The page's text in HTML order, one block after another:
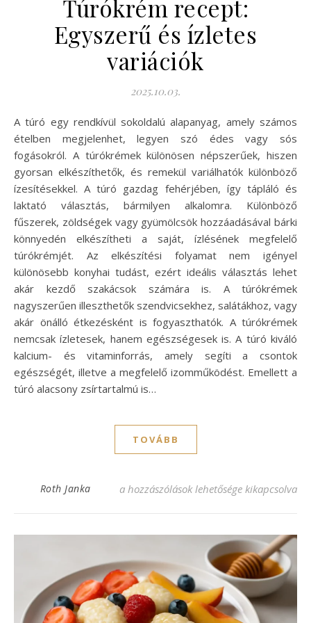
Túrókrém recept:
Egyszerű és ízletes
variációk
2025.10.03.
A túró egy rendkívül sokoldalú alapanyag, amely számos
ételben megjelenhet, legyen szó édes vagy sós
fogásokról. A túrókrémek különösen népszerűek, hiszen
gyorsan elkészíthetők, és remekül variálhatók különböző
ízesítésekkel. A túró gazdag fehérjében, így tápláló és
laktató választás, bármilyen alkalomra. Különböző
fűszerek, zöldségek vagy gyümölcsök hozzáadásával bárki
könnyedén elkészítheti a saját, ízlésének megfelelő
túrókrémjét. Az elkészítési folyamat nem igényel
különösebb konyhai tudást, ezért ideális választás lehet
akár kezdő szakácsok számára is. A túrókrémek
nagyszerűen illeszthetők szendvicsekhez, salátákhoz, vagy
akár önálló étkezésként is fogyaszthatók. A túrókrémek
nemcsak ízletesek, hanem egészségesek is. A túró kiváló
kalcium- és vitaminforrás, amely segíti a csontok
egészségét, illetve a megfelelő izomműködést. Emellett a
túró alacsony zsírtartalmú is…
TOVÁBB
Roth Janka Túrókrém recept: Egyszerű és ízletes
a hozzászólások lehetősége kikapcsolva